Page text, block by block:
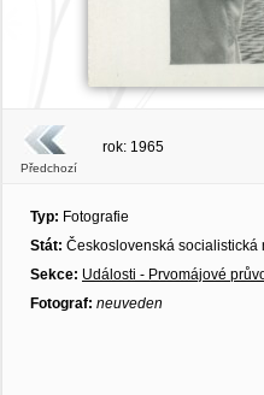
Předchozí
rok: 1965
Typ: Fotografie
Stát: Československá socialistická
Sekce: Události - Prvomájové
Fotograf: neuveden